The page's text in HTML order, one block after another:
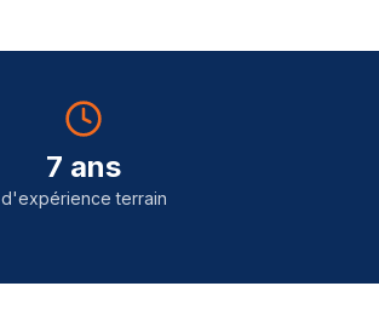
7 ans
d'expérience terrain